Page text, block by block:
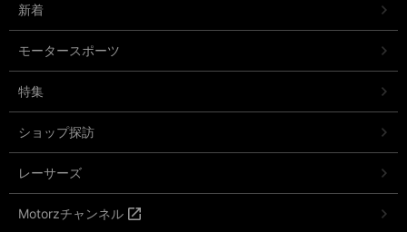
新着
モータースポーツ
特集
ショップ探訪
レーサーズ
Motorzチャンネル